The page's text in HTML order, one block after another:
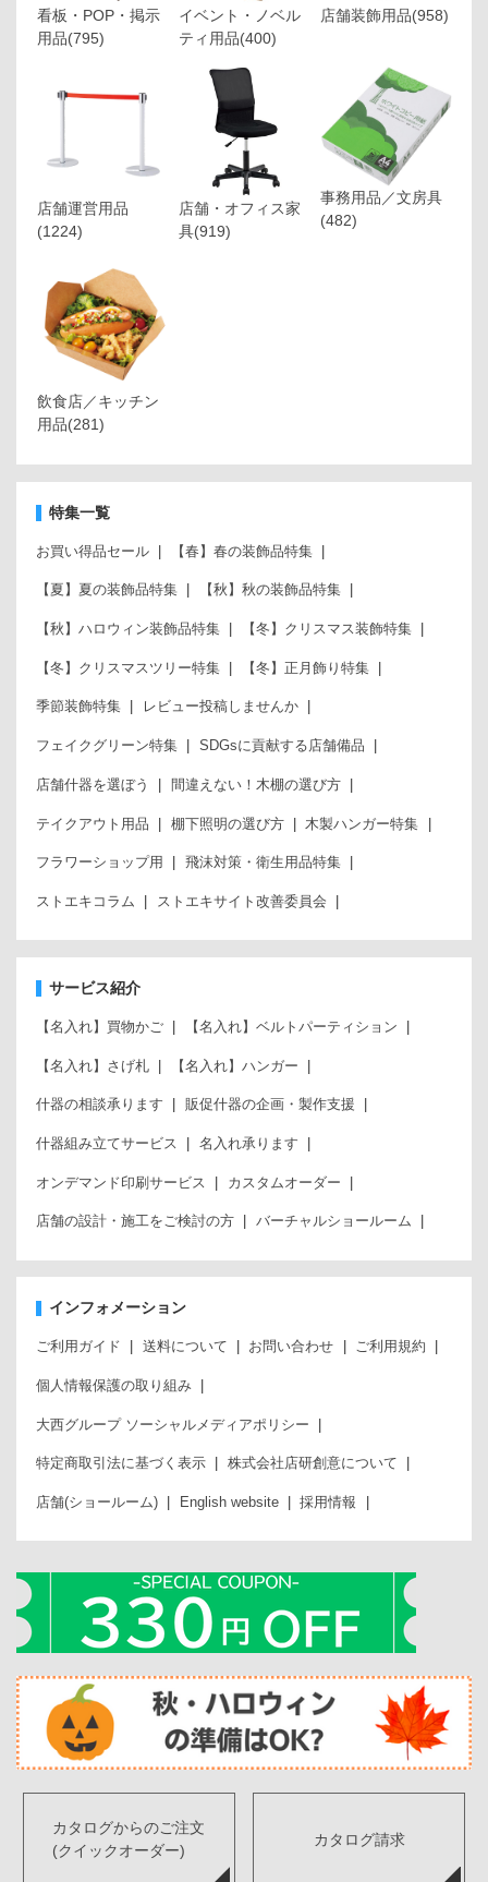
看板・POP・掲示
用品(795)
イベント・ノベル
ティ用品(400)
店舗装飾用品(958)
店舗運営用品
(1224)
店舗・オフィス家
具(919)
事務用品／文房具
(482)
飲食店／キッチン
用品(281)
特集一覧
お買い得品セール 【春】春の装飾品特集
【夏】夏の装飾品特集 【秋】秋の装飾品特集
【秋】ハロウィン装飾品特集 【冬】クリスマス装飾特集
【冬】クリスマスツリー特集 【冬】正月飾り特集
季節装飾特集 レビュー投稿しませんか
フェイクグリーン特集 SDGsに貢献する店舗備品
店舗什器を選ぼう 間違えない！木棚の選び方
テイクアウト用品 棚下照明の選び方 木製ハンガー特集
フラワーショップ用 飛沫対策・衛生用品特集
ストエキコラム ストエキサイト改善委員会
サービス紹介
【名入れ】買物かご 【名入れ】ベルトパーティション
【名入れ】さげ札 【名入れ】ハンガー
什器の相談承ります 販促什器の企画・製作支援
什器組み立てサービス 名入れ承ります
オンデマンド印刷サービス カスタムオーダー
店舗の設計・施工をご検討の方 バーチャルショールーム
インフォメーション
ご利用ガイド 送料について お問い合わせ ご利用規約
個人情報保護の取り組み
大西グループ ソーシャルメディアポリシー
特定商取引法に基づく表示 株式会社店研創意について
店舗(ショールーム) English website 採用情報
カタログからのご注文
(クイックオーダー)
カタログ請求